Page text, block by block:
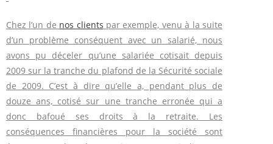
Chez l’un de nos clients par exemple, venu à la suite
d’un problème conséquent avec un salarié, nous
avons pu déceler qu’une salariée cotisait depuis
2009 sur la tranche du plafond de la Sécurité sociale
de 2009. C’est à dire qu’elle a, pendant plus de
douze ans, cotisé sur une tranche erronée qui a
donc bafoué ses droits à la retraite. Les
conséquences financières pour la société sont